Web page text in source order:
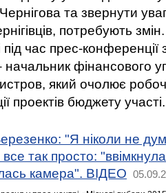
та звернути
потребують
під час прес-конференції
начальник фінансового
який очолює
проектів бюджету участі.
"Я ніколи не
так просто:
камера". ВІДЕО